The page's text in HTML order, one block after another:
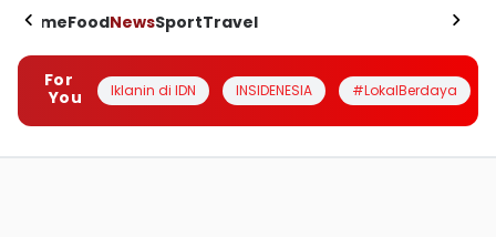
HomeFoodNewsSportTravel
For
You
Iklanin di IDN INSIDENESIA #LokalBerdaya